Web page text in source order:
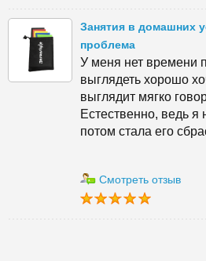
Занятия в домашних
проблема
У меня нет времени
выглядеть хорошо
выглядит мягко
Естественно, ведь я
потом стала его
Смотреть отзыв